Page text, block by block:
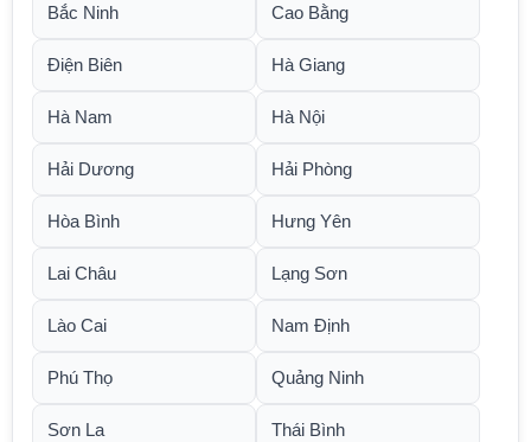
Bắc Ninh Cao Bằng
Điện Biên Hà Giang
Hà Nam Hà Nội
Hải Dương Hải Phòng
Hòa Bình Hưng Yên
Lai Châu Lạng Sơn
Lào Cai Nam Định
Phú Thọ Quảng Ninh
Sơn La Thái Bình